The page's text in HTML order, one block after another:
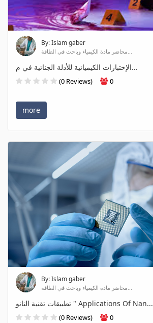
By: Islam gaber
محاضر مادة الكيمياء وباحث في الطاقة...
الإختبارات الكيميائية للأدلة الجنائية في م...
(0 Reviews) 0
more
By: Islam gaber
محاضر مادة الكيمياء وباحث في الطاقة...
تطبيقات تقنية النانو " Applications Of Nan...
(0 Reviews) 0